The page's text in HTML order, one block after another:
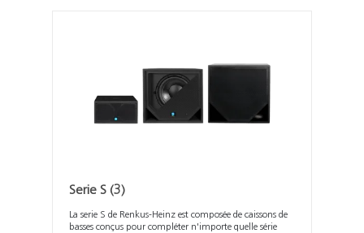
Serie S (3)
La serie S de Renkus-Heinz est composée de caissons de
basses conçus pour compléter n'importe quelle série